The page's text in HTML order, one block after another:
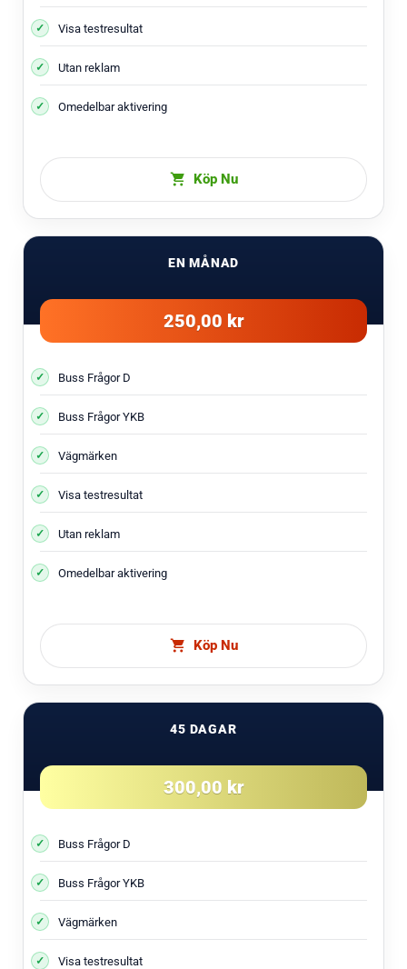
Visa testresultat
Utan reklam
Omedelbar aktivering
Köp Nu
EN MÅNAD
250,00 kr
Buss Frågor D
Buss Frågor YKB
Vägmärken
Visa testresultat
Utan reklam
Omedelbar aktivering
Köp Nu
45 DAGAR
300,00 kr
Buss Frågor D
Buss Frågor YKB
Vägmärken
Visa testresultat